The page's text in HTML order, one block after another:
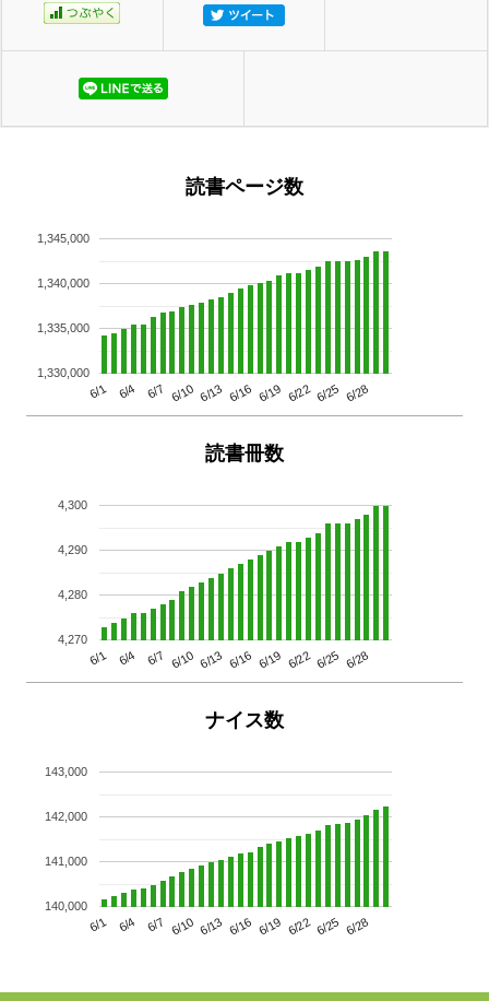
読書ページ数
6/1 6/4 6/7 6/10 6/13 6/16 6/19 6/22 6/25 6/28
1,330,000
1,335,000
1,340,000
1,345,000
読書冊数
6/1 6/4 6/7 6/10 6/13 6/16 6/19 6/22 6/25 6/28
4,270
4,280
4,290
4,300
ナイス数
6/1 6/4 6/7 6/10 6/13 6/16 6/19 6/22 6/25 6/28
140,000
141,000
142,000
143,000